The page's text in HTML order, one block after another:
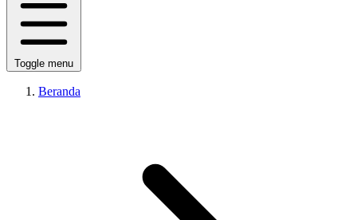
Toggle menu
Beranda